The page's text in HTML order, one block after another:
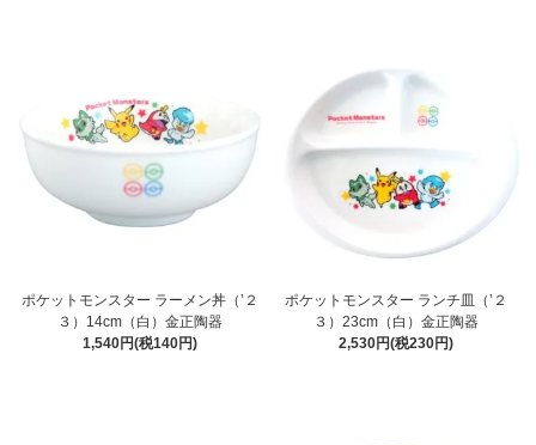
ポケットモンスター ラーメン丼（’２
３）14cm（白）金正陶器
1,540円(税140円)
ポケットモンスター ランチ皿（’２
３）23cm（白）金正陶器
2,530円(税230円)